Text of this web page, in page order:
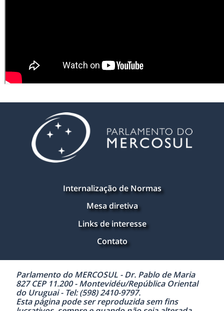
Internalização de Normas
Mesa diretiva
Links de interesse
Contato
Parlamento do MERCOSUL - Dr. Pablo de Maria
827 CEP 11.200 - Montevidéu/República Oriental
do Uruguai - Tel: (598) 2410-9797.
Esta página pode ser reproduzida sem fins